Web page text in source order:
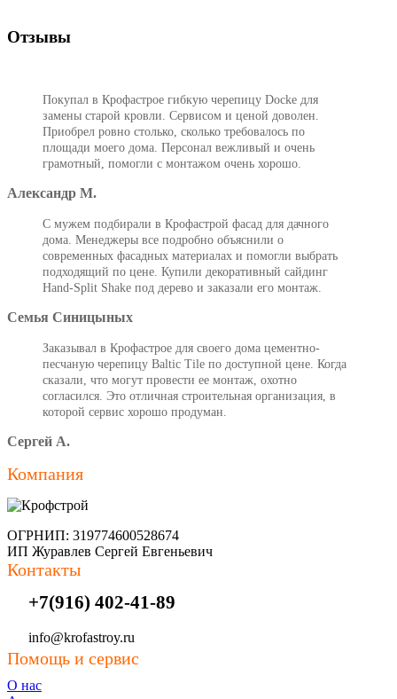
Отзывы
Покупал в Крофастрое гибкую черепицу Docke для
замены старой кровли. Сервисом и ценой доволен.
Приобрел ровно столько, сколько требовалось по
площади моего дома. Персонал вежливый и очень
грамотный, помогли с монтажом очень хорошо.
Александр М.
С мужем подбирали в Крофастрой фасад для дачного
дома. Менеджеры все подробно объяснили о
современных фасадных материалах и помогли выбрать
подходящий по цене. Купили декоративный сайдинг
Hand-Split Shake под дерево и заказали его монтаж.
Семья Синицыных
Заказывал в Крофастрое для своего дома цементно-
песчаную черепицу Baltic Tile по доступной цене. Когда
сказали, что могут провести ее монтаж, охотно
согласился. Это отличная строительная организация, в
которой сервис хорошо продуман.
Сергей А.
Компания
ОГРНИП: 319774600528674
ИП Журавлев Сергей Евгеньевич
Контакты
+7(916) 402-41-89
info@krofastroy.ru
Помощь и сервис
О нас